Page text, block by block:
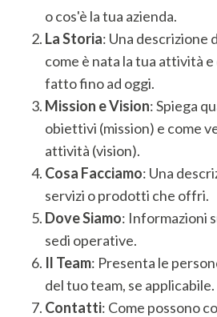
o cos'è la tua azienda.
La Storia: Una descrizione
come è nata la tua attività
fatto fino ad oggi.
Mission e Vision: Spiega
obiettivi (mission) e come
attività (vision).
Cosa Facciamo: Una
servizi o prodotti che offri.
Dove Siamo: Informazioni
sedi operative.
Il Team: Presenta le
del tuo team, se applicabile.
Contatti: Come possono